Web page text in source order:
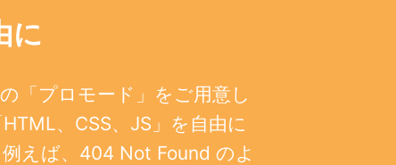
に
「プロモード」をご用意し
、CSS、JS」を自由に
えば、404 Not Found のよ